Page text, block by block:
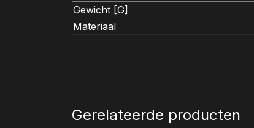
Gewicht [G]
Materiaal
Gerelateerde producten